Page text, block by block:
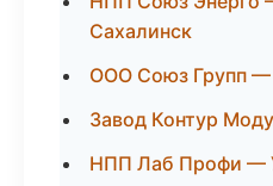
Сахалинск
ООО Союз Групп —
Завод Контур
НПП Лаб Профи —